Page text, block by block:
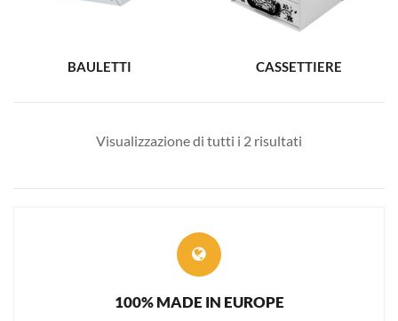
BAULETTI CASSETTIERE
Visualizzazione di tutti i 2 risultati
100% MADE IN EUROPE